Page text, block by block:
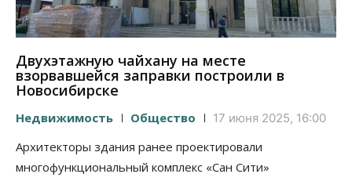
Двухэтажную чайхану на месте
взорвавшейся заправки построили в
Новосибирске
Недвижимость Общество 17 июня 2025, 16:00
Архитекторы здания ранее проектировали
многофункциональный комплекс «Сан Сити»